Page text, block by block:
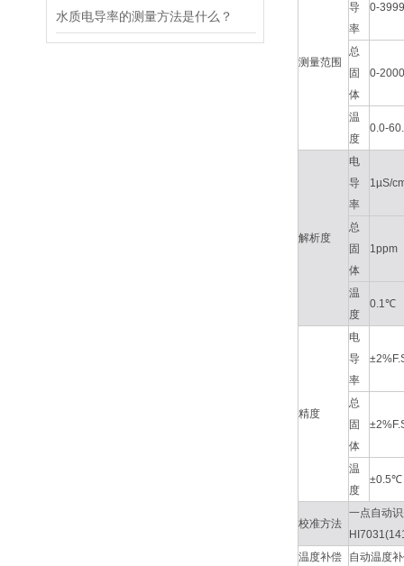
水质电导率的测量方法是什么？
测量范围
导
率
0-
总
固
体
0-
温
度
0.0-
解析度
电
导
率
1µS/
总
固
体
1ppm
温
度
0.1℃
精度
电
导
率
总
固
体
温
度
±0.5℃
校准方法
一点自动
温度补偿
自动温度